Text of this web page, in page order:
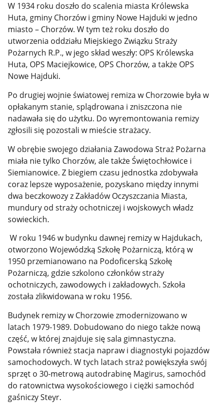
W 1934 roku doszło do scalenia miasta Królewska
Huta, gminy Chorzów i gminy Nowe Hajduki w jedno
miasto – Chorzów. W tym też roku doszło do
utworzenia oddziału Miejskiego Związku Straży
Pożarnych R.P., w jego skład weszły: OPS Królewska
Huta, OPS Maciejkowice, OPS Chorzów, a także OPS
Nowe Hajduki.
Po drugiej wojnie światowej remiza w Chorzowie była w
opłakanym stanie, splądrowana i zniszczona nie
nadawała się do użytku. Do wyremontowania remizy
zgłosili się pozostali w mieście strażacy.
W obrębie swojego działania Zawodowa Straż Pożarna
miała nie tylko Chorzów, ale także Świętochłowice i
Siemianowice. Z biegiem czasu jednostka zdobywała
coraz lepsze wyposażenie, pozyskano między innymi
dwa beczkowozy z Zakładów Oczyszczania Miasta,
mundury od straży ochotniczej i wojskowych władz
sowieckich.
W roku 1946 w budynku dawnej remizy w Hajdukach,
otworzono Wojewódzką Szkołę Pożarniczą, którą w
1950 przemianowano na Podoficerską Szkołę
Pożarniczą, gdzie szkolono członków straży
ochotniczych, zawodowych i zakładowych. Szkoła
została zlikwidowana w roku 1956.
Budynek remizy w Chorzowie zmodernizowano w
latach 1979-1989. Dobudowano do niego także nową
część, w której znajduje się sala gimnastyczna.
Powstała również stacja napraw i diagnostyki pojazdów
samochodowych. W tych latach straż powiększyła swój
sprzęt o 30-metrową autodrabinę Magirus, samochód
do ratownictwa wysokościowego i ciężki samochód
gaśniczy Steyr.